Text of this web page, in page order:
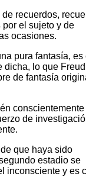
recuerdos,
el sujeto y de
ocasiones.
pura fantasía, es
dicha, lo que Freud
de fantasía
conscientemente
de
que haya sido
estadio se
inconsciente y es